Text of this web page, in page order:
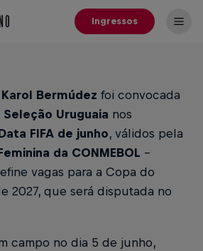
Ingressos
Bermúdez foi convocada
Seleção Uruguaia nos
FIFA de junho, válidos pela
da CONMEBOL –
vagas para a Copa do
2027, que será disputada no
campo no dia 5 de junho,